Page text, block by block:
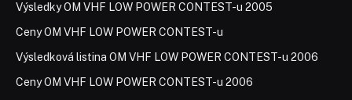
Výsledky OM VHF LOW POWER CONTEST-u 2005
Ceny OM VHF LOW POWER CONTEST-u
Výsledková listina OM VHF LOW POWER CONTEST-u 2006
Ceny OM VHF LOW POWER CONTEST-u 2006